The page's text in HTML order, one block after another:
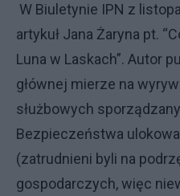
W Biuletynie IPN z
artykuł Jana Żaryna pt.
Luna w Laskach”. Autor
głównej mierze na
służbowych
Bezpieczeństwa
(zatrudnieni byli na
gospodarczych, więc